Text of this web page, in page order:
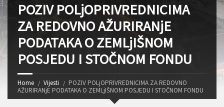
POZIV POLjOPRIVREDNICIMA
ZA REDOVNO AŽURIRANjE
PODATAKA O ZEMLjIŠNOM
POSJEDU I STOČNOM FONDU
Home Vijesti
POZIV POLjOPRIVREDNICIMA ZA REDOVNO
AŽURIRANjE PODATAKA O ZEMLjIŠNOM POSJEDU I STOČNOM FONDU